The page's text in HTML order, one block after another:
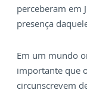
perceberam em
presença
Em um mundo
importante que
circunscrevem